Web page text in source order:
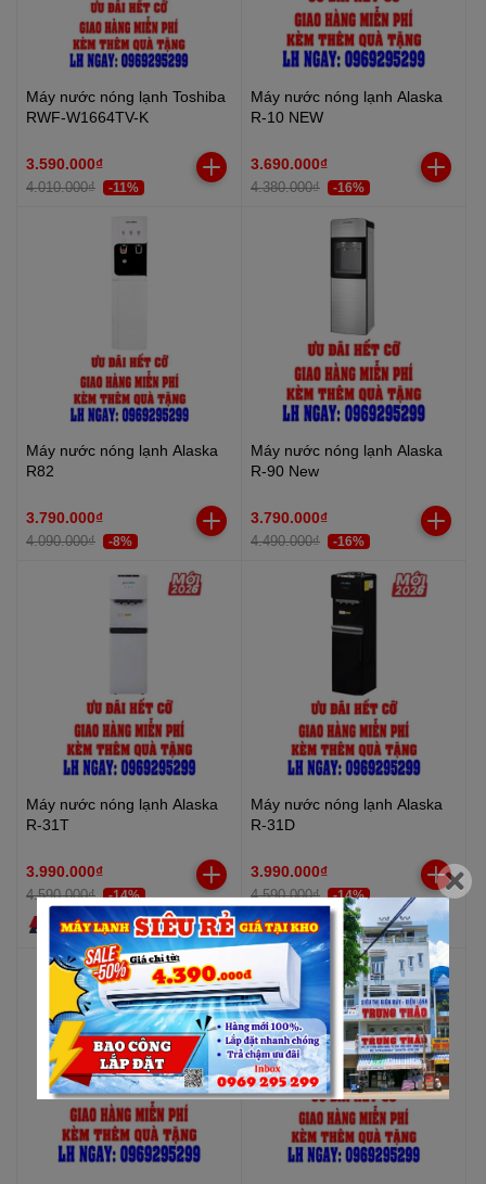
Máy nước nóng lạnh Toshiba
RWF-W1664TV-K
3.590.000₫
4.010.000₫ -11%
Máy nước nóng lạnh Alaska
R-10 NEW
3.690.000₫
4.380.000₫ -16%
Máy nước nóng lạnh Alaska
R82
3.790.000₫
4.090.000₫ -8%
Máy nước nóng lạnh Alaska
R-90 New
3.790.000₫
4.490.000₫ -16%
Máy nước nóng lạnh Alaska
R-31T
3.990.000₫
4.590.000₫ -14%
Máy nước nóng lạnh Alaska
R-31D
3.990.000₫
4.590.000₫ -14%